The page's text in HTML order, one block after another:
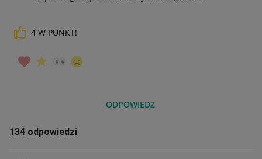
4 W PUNKT!
ODPOWIEDZ
134 odpowiedzi